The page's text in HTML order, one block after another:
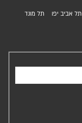
תל אביב יפו תל מונד